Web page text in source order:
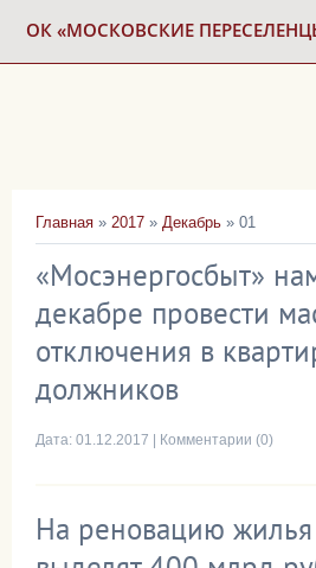
ОК «МОСКОВСКИЕ
КАРТА
ФОРУМ
Главная » 2017 » Декабрь » 01
«Мосэнергосбыт»
декабре провести
отключения в
должников
Дата: 01.12.2017 Комментарии (0)
На реновацию